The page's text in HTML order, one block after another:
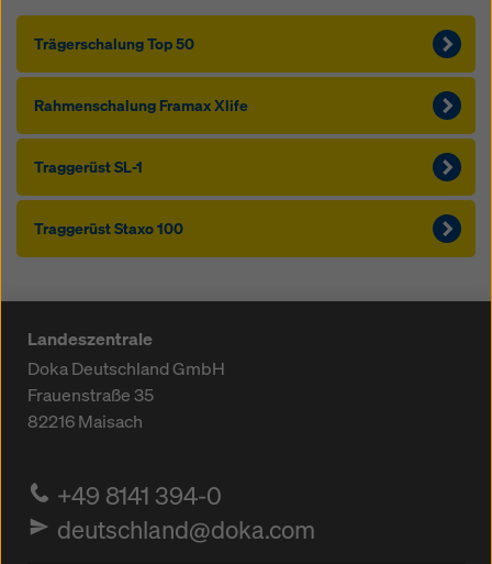
Träger­schalung Top 50
Rahmen­schalung Framax Xlife
Traggerüst SL-1
Traggerüst Sta­xo 100
Landeszentrale
Doka Deutschland GmbH
Frauenstraße 35
82216Maisach
+49 8141 394-0
deutschland@doka.com